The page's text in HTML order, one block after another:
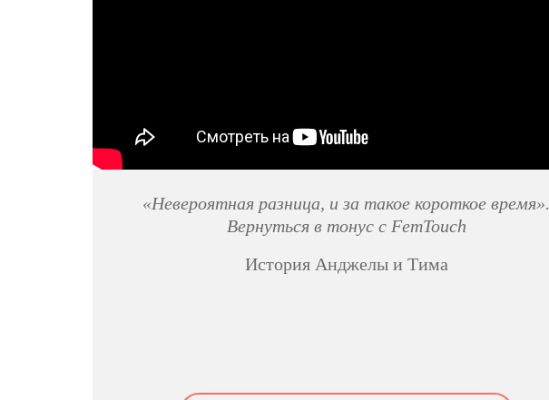
«Невероятная разница, и за такое короткое время».
Вернуться в тонус с FemTouch
История Анджелы и Тима